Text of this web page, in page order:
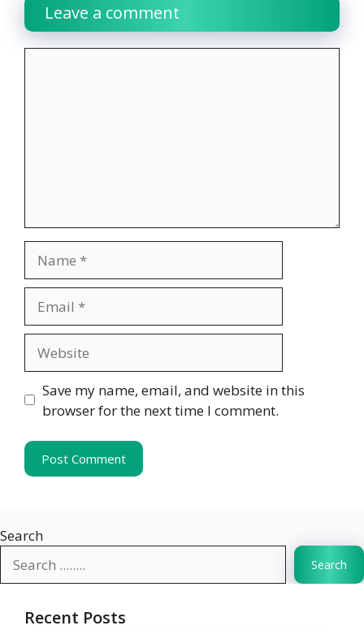
Leave a comment
Save my name, email, and website in this
browser for the next time I comment.
Search
Search
Recent Posts